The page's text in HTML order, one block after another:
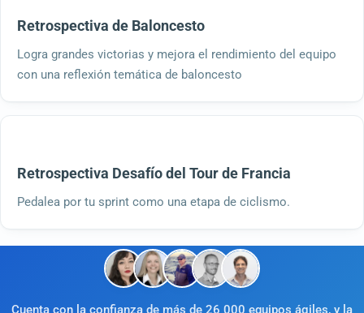
Retrospectiva de Baloncesto
Logra grandes victorias y mejora el rendimiento del equipo
con una reflexión temática de baloncesto
Retrospectiva Desafío del Tour de Francia
Pedalea por tu sprint como una etapa de ciclismo.
Cuenta con la confianza de más de 26 000 equipos ágiles, y la